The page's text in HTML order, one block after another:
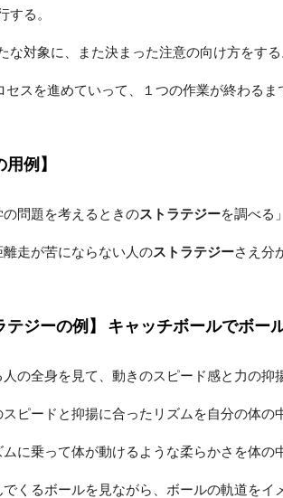
する。
な対象に、また決まった注意の向け方をする
スを進めていって、１つの作業が終わるま
用例】
の問題を考えるときのストラテジーを調べる」
離走が苦にならない人のストラテジーさえ分
テジーの例】 キャッチボールでボー
の全身を見て、動きのスピード感と力の抑
ピードと抑揚に合ったリズムを自分の体の
に乗って体が動けるような柔らかさを体の
くるボールを見ながら、ボールの軌道をイ